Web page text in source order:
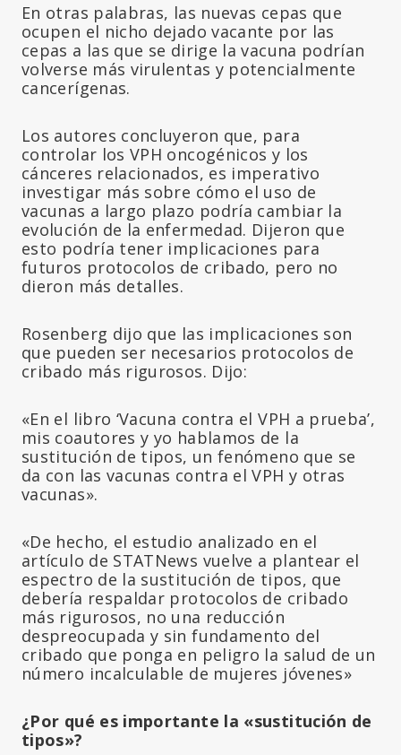
En otras palabras, las nuevas cepas que
ocupen el nicho dejado vacante por las
cepas a las que se dirige la vacuna podrían
volverse más virulentas y potencialmente
cancerígenas.
Los autores concluyeron que, para
controlar los VPH oncogénicos y los
cánceres relacionados, es imperativo
investigar más sobre cómo el uso de
vacunas a largo plazo podría cambiar la
evolución de la enfermedad. Dijeron que
esto podría tener implicaciones para
futuros protocolos de cribado, pero no
dieron más detalles.
Rosenberg dijo que las implicaciones son
que pueden ser necesarios protocolos de
cribado más rigurosos. Dijo:
«En el libro ‘Vacuna contra el VPH a prueba’,
mis coautores y yo hablamos de la
sustitución de tipos, un fenómeno que se
da con las vacunas contra el VPH y otras
vacunas».
«De hecho, el estudio analizado en el
artículo de STATNews vuelve a plantear el
espectro de la sustitución de tipos, que
debería respaldar protocolos de cribado
más rigurosos, no una reducción
despreocupada y sin fundamento del
cribado que ponga en peligro la salud de un
número incalculable de mujeres jóvenes»
¿Por qué es importante la «sustitución de
tipos»?